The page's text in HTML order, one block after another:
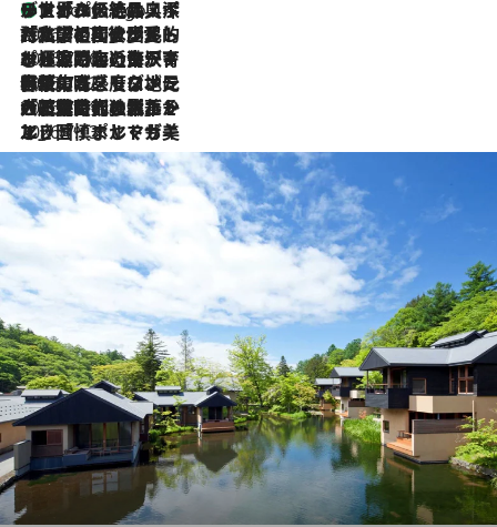
7 Hours Ago
リスボンの絶品スイーツ「パステル・デ・ナタ」とは？ポルトガル伝統の奥深い世界へ
2026.7.27
「私の祖国はポルトガル語です」国民的詩人フェルナンド・ペソアと、彼が愛した文学の街を歩く
2026.7.26
ポルトガル近海が育む極上の海の幸。キリリと冷えた白ワインと愉しむ、シーフード専門店の贅沢
2026.7.22
伝統の味をモダンに昇華。高感度な地元客が集う、リスボンの最旬ガストロノミー
2026.7.21
大航海時代の栄華から、震災、独裁、そして革命へ。ポルトガル・首都リスボンの石畳に刻まれた「歴史の光と影」
2026.7.13
エッセイ・ヤマザキマリ「慎ましくも美しき国 ポルトガル」